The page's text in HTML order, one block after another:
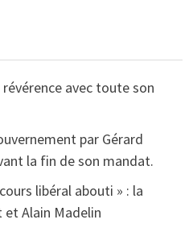
avec toute son
par Gérard
la fin de son mandat.
libéral abouti » : la
Alain Madelin